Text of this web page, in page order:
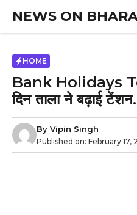
content
NEWS ON
HOME
Bank Holidays
दिन ताला ने बढ़ाई टेंशन.
By Vipin Singh
Published on: February 17,